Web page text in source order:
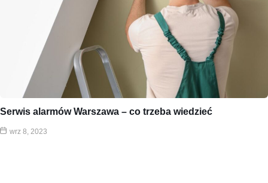
Serwis alarmów Warszawa – co trzeba wiedzieć
wrz 8, 2023